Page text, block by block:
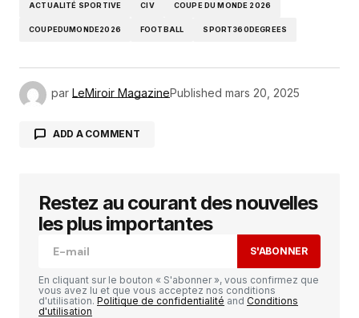
ACTUALITÉ SPORTIVE CIV COUPE DU MONDE 2026
COUPEDUMONDE2026 FOOTBALL SPORT360DEGREES
par LeMiroir MagazinePublished mars 20, 2025
ADD A COMMENT
Votre adresse e-mail ne sera pas publiée. Les
champs obligatoires sont indiqués avec
Restez au courant des nouvelles
les plus importantes
S'ABONNER
En cliquant sur le bouton « S'abonner », vous confirmez que
vous avez lu et que vous acceptez nos conditions
d'utilisation. Politique de confidentialité and Conditions
d'utilisation